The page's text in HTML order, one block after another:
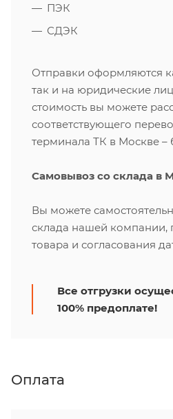
ПЭК
СДЭК
Отправки оформляются
так и на юридические
стоимость вы можете
соответствующего
терминала ТК в Москве –
Самовывоз со склада в
Вы можете
склада нашей компании,
товара и согласования
Все отгрузки
100% предоплате!
Оплата